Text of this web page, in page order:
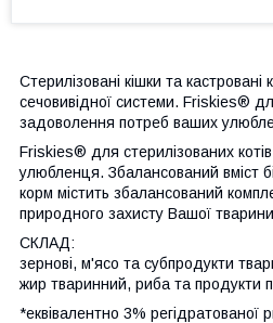
Стерилізовані кішки та
сечовивідної системи. Friskies®
задоволення потреб ваших
Friskies® для стерилізованих
улюбленця. Збалансований вміст
корм містить збалансований
природного захисту Вашої
СКЛАД:
зернові, м'ясо та субпродукти
жир тваринний, риба та продукти
*еквівалентно 3% регідратованої